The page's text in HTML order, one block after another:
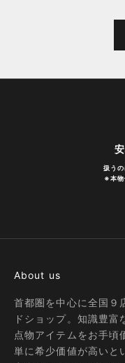
扱う
※本
About us
首都圏を中心に全国９
ドショップ。知識豊富
点物アイテムをお手頃
単に希少価値が高いと